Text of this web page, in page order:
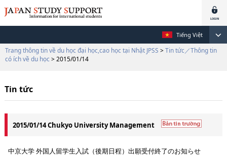
Tiếng Việt
Trang thông tin về du học đại học,cao học tại Nhật JPSS > Tin tức／Thông tin
có ích về du học > 2015/01/14
Tin tức
2015/01/14 Chukyo University Management
中京大学 外国人留学生入試（後期日程）出願受付終了のお知らせ